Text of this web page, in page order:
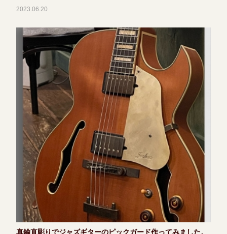
2023.06.20
真鍮直彫りでジャズギターのピックガード作ってみました。